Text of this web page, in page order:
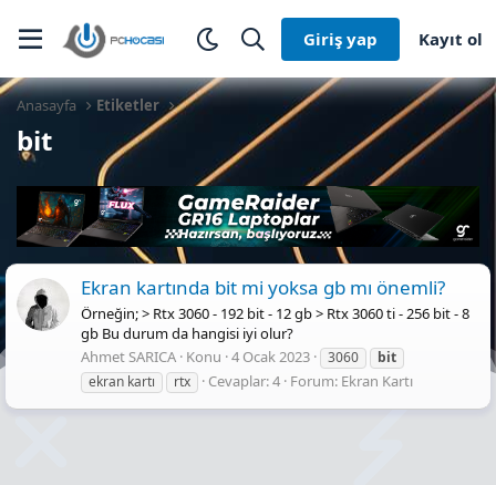
Giriş yap Kayıt ol
Anasayfa Etiketler
bit
Ekran kartında bit mi yoksa gb mı önemli?
Örneğin; > Rtx 3060 - 192 bit - 12 gb > Rtx 3060 ti - 256 bit - 8
gb Bu durum da hangisi iyi olur?
Ahmet SARICA Konu 4 Ocak 2023 3060
bit
ekran kartı
rtx Cevaplar: 4 Forum: Ekran Kartı